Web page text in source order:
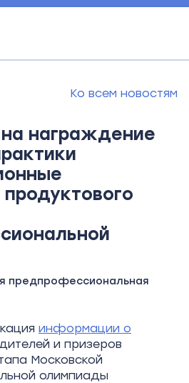
Ко всем новостям
на награждение
предпрофессиональная
информации о
и призеров
Московской
олимпиады